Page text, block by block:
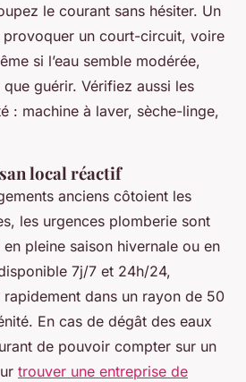
le courant sans hésiter. Un
un court-circuit, voire
si l’eau semble modérée,
guérir. Vérifiez aussi les
: machine à laver, sèche-linge,
local réactif
anciens côtoient les
les urgences plomberie sont
pleine saison hivernale ou en
7j/7 et 24h/24,
rapidement dans un rayon de 50
En cas de dégât des eaux
de pouvoir compter sur un
trouver une entreprise de